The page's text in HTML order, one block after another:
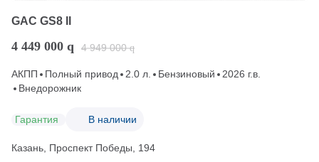
GAC GS8 II
4 449 000 q 4 949 000 q
АКПП Полный привод 2.0 л. Бензиновый
2026 г.в.
Внедорожник
Гарантия В наличии
Казань, Проспект Победы, 194